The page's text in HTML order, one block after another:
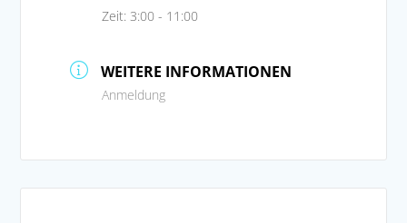
Zeit:3:00 - 11:00
WEITERE INFORMATIONEN
Anmeldung